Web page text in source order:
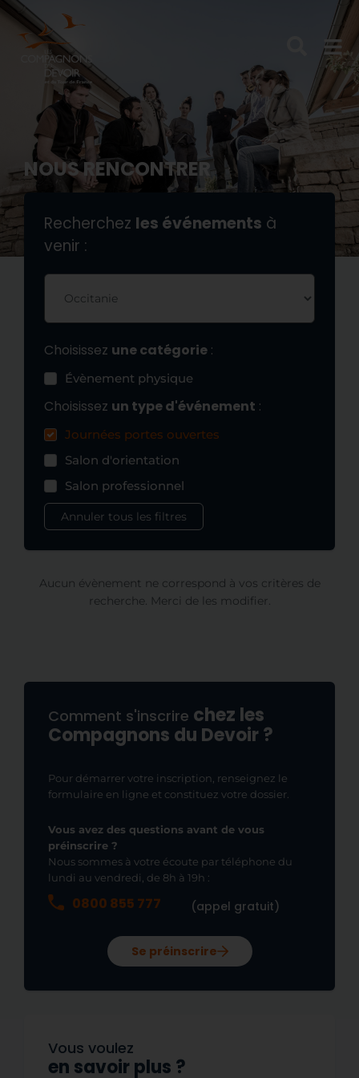
NOUS RENCONTRER
Recherchez les événements à
venir :
Choisissez une catégorie :
Évènement physique
Choisissez un type d'événement :
Journées portes ouvertes
Salon d'orientation
Salon professionnel
Annuler tous les filtres
Aucun évènement ne correspond à vos critères de
recherche. Merci de les modifier.
Comment s'inscrire chez les
Compagnons du Devoir ?
Pour démarrer votre inscription, renseignez le
formulaire en ligne et constituez votre dossier.
Vous avez des questions avant de vous
préinscrire ?
Nous sommes à votre écoute par téléphone du
lundi au vendredi, de 8h à 19h :
0800 855 777 (appel gratuit)
Se préinscrire
Vous voulez
en savoir plus ?